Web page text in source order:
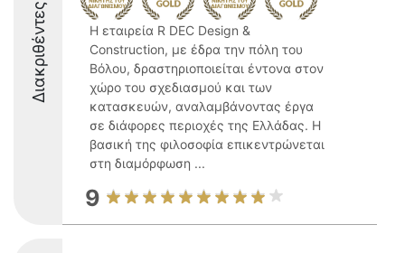
Διακριθέντες
Η εταιρεία R DEC Design &
Construction, με έδρα την πόλη του
Βόλου, δραστηριοποιείται έντονα στον
χώρο του σχεδιασμού και των
κατασκευών, αναλαμβάνοντας έργα
σε διάφορες περιοχές της Ελλάδας. Η
βασική της φιλοσοφία επικεντρώνεται
στη διαμόρφωση ...
9